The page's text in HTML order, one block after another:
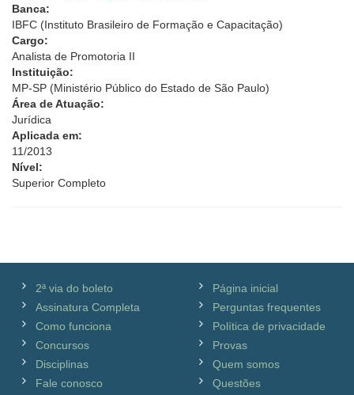
Banca:
IBFC (Instituto Brasileiro de Formação e Capacitação)
Cargo:
Analista de Promotoria II
Instituição:
MP-SP (Ministério Público do Estado de São Paulo)
Área de Atuação:
Jurídica
Aplicada em:
11/2013
Nível:
Superior Completo
2ª via do boleto
Assinatura Completa
Como funciona
Concursos
Disciplinas
Fale conosco
Página inicial
Perguntas frequentes
Política de privacidade
Provas
Quem somos
Questões